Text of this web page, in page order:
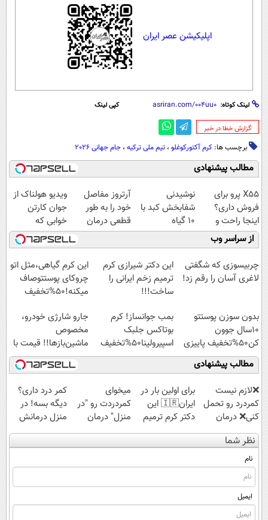
اپلیکیشن عصر ایران
لینک کوتاه: کپی لینک
‌گزارش خطا در خبر
برچسب ها: کرم آکتورکوغلو ، تیم ملی ترکیه ، جام جهانی 2026
مطالب پیشنهادی
X55 پرو برای
فروش داری؟
اینجا راحت و
سریع بفروشش
نوشیدنی
شفابخش کبد با
10 گیاه
موثر(تخفیف تا
امشب)
آرتروز مفاصل
خود را به طور
قطعی درمان
کنید!
◗پرسش‌نامه◖
ویدیو هولناک از
جوان کارتن
خوابی که
میلیاردر شد.
آموزش رایگان
از سراسر وب
چربیسوزی که شگفتی
لاغری آسان را رقم زد!
این دکتر شیرازی کرم
ترمیم زخم ایرانی را
ساخت!!!
این کرم گیاهی،مثل اتو
چروکای پوستتوصاف
میکنه!50%تخفیف
بدون سوزن پوستتو
10سال جوون
کن50%تخفیف پاییزی
بمب جوانساز! کرم
بوتاکس جلبک
اسپیرولینا50%تخفیف
جارو شارژی خودرو،
مخصوص
ماشین‌باز‌ها!! قیمت با
تخفیف: فقط
1,499,000
مطالب پیشنهادی
❌لازم نیست
کمردرد رو تحمل
کنی❌ درمان
بدون جراحی و
قرص
(پرسشنامه)
برای اولین بار در
ایران🇮🇷 این
دکتر کرم ترمیم
کننده 23 روزه
میخوای
کمردردت رو "در
منزل" درمان
کنی؟ (◂فیلم +
کمر درد داری؟
دیگه بسه! در
منزل درمانش
کن
نظر شما
نام
ایمیل